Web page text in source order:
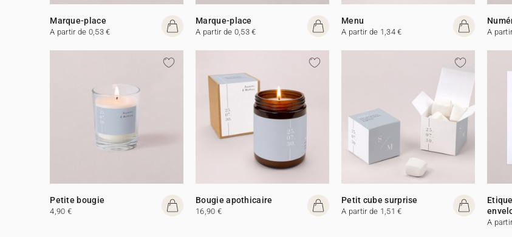
Marque-place
A partir de 0,53 €
Marque-place
A partir de 0,53 €
Menu
A partir de 1,34 € A
Petite bougie
4,90 €
Bougie apothicaire
16,90 €
Petit cube surprise
A partir de 1,51 €
A